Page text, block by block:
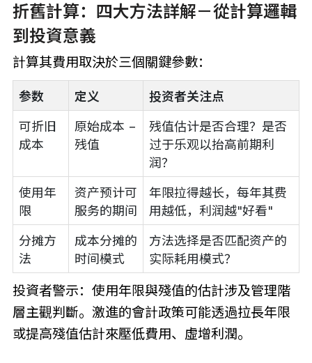
折舊計算：四大方法詳解－從計算邏輯
到投資意義
計算其費用取決於三個關鍵參數：
参数 定义 投资者关注点
可折旧
成本
原始成本 −
残值
残值估计是否合理？是否
过于乐观以抬高前期利
润？
使用年
限
资产预计可
服务的期间
年限拉得越长，每年其费
用越低，利润越"好看"
分摊方
法
成本分摊的
时间模式
方法选择是否匹配资产的
实际耗用模式？
投資者警示：使用年限與殘值的估計涉及管理階
層主觀判斷。激進的會計政策可能透過拉長年限
或提高殘值估計來壓低費用、虛增利潤。